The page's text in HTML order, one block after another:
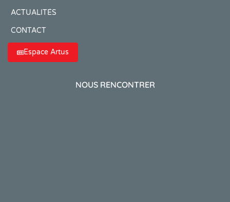
ACTUALITÉS
CONTACT
Espace Artus
NOUS RENCONTRER